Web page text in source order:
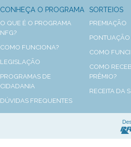
CONHEÇA O PROGRAMA
O QUE É O PROGRAMA
NFG?
COMO FUNCIONA?
LEGISLAÇÃO
PROGRAMAS DE
CIDADANIA
DÚVIDAS FREQUENTES
SORTEIOS
PREMIAÇÃO
PONTUAÇÃO
COMO
COMO
PRÊMIO?
RECEITA DA